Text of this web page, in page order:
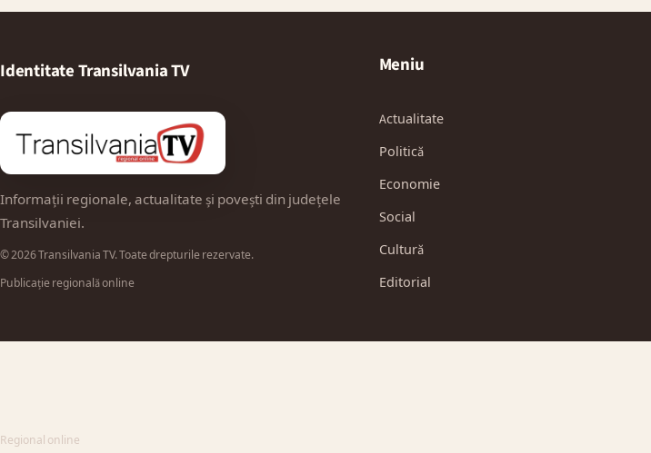
Identitate Transilvania TV
Informații regionale, actualitate și povești din județele
Transilvaniei.
© 2026 Transilvania TV. Toate drepturile rezervate.
Publicație regională online
Meniu
Actualitate
Politică
Economie
Social
Cultură
Editorial
Regional online